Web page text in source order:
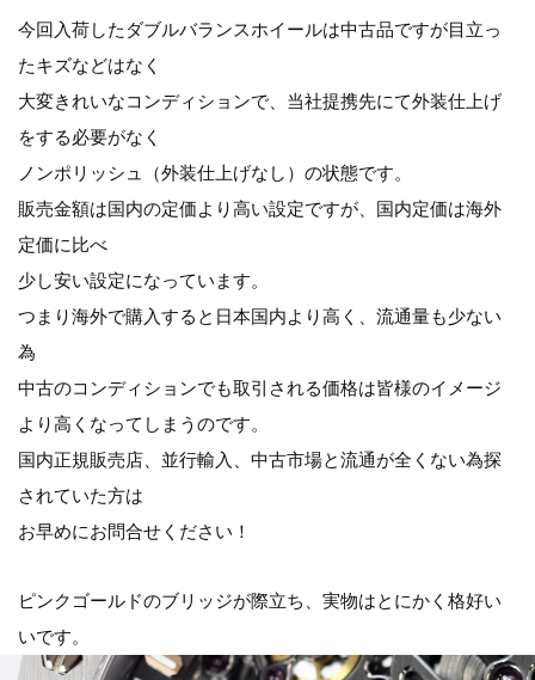
今回入荷したダブルバランスホイールは中古品ですが目立っ
たキズなどはなく
大変きれいなコンディションで、当社提携先にて外装仕上げ
をする必要がなく
ノンポリッシュ（外装仕上げなし）の状態です。
販売金額は国内の定価より高い設定ですが、国内定価は海外
定価に比べ
少し安い設定になっています。
つまり海外で購入すると日本国内より高く、流通量も少ない
為
中古のコンディションでも取引される価格は皆様のイメージ
より高くなってしまうのです。
国内正規販売店、並行輸入、中古市場と流通が全くない為探
されていた方は
お早めにお問合せください！
ピンクゴールドのブリッジが際立ち、実物はとにかく格好い
いです。